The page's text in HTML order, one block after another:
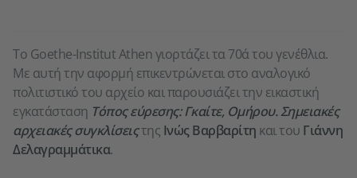
Το Goethe-Institut Athen γιορτάζει τα 70ά του γενέθλια.
Με αυτή την αφορμή επικεντρώνεται στο αναλογικό
πολιτιστικό του αρχείο και παρουσιάζει την εικαστική
εγκατάσταση Tόπος εύρεσης: Γκαίτε, Ομήρου. Σημειακές
αρχειακές συγκλίσειςτης Ινώς Βαρβαρίτη και του Γιάννη
Δελαγραμμάτικα.